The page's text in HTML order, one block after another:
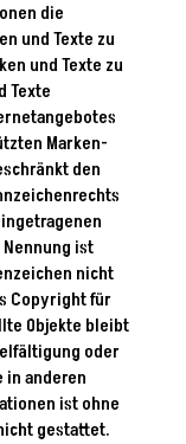
die
und Texte zu
und Texte zu
Texte
Marken-
den
ist
nicht
Copyright für
Objekte bleibt
oder
in anderen
ist ohne
gestattet.